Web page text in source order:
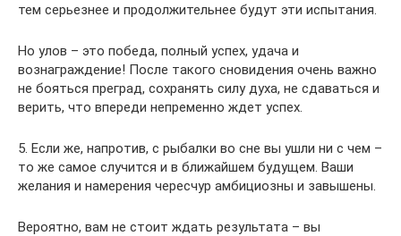
тем серьезнее и продолжительнее будут эти испытания.
Но улов – это победа, полный успех, удача и
вознаграждение! После такого сновидения очень важно
не бояться преград, сохранять силу духа, не сдаваться и
верить, что впереди непременно ждет успех.
5. Если же, напротив, с рыбалки во сне вы ушли ни с чем –
то же самое случится и в ближайшем будущем. Ваши
желания и намерения чересчур амбициозны и завышены.
Вероятно, вам не стоит ждать результата – вы